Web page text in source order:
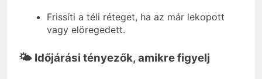
Frissíti a téli réteget, ha az már lekopott
vagy elöregedett.
🌤️ Időjárási tényezők, amikre figyelj